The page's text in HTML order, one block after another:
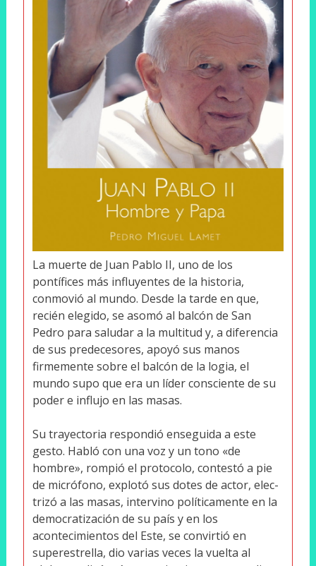
La muerte de Juan Pablo II, uno de los
pontífices más influyentes de la historia,
conmovió al mundo. Desde la tarde en que,
recién elegido, se asomó al balcón de San
Pedro para saludar a la multitud y, a diferencia
de sus predecesores, apoyó sus manos
firmemente sobre el balcón de la logia, el
mundo supo que era un líder consciente de su
poder e influjo en las masas.
Su trayectoria respondió enseguida a este
gesto. Habló con una voz y un tono «de
hombre», rompió el proto­colo, contestó a pie
de micrófono, explotó sus dotes de actor, elec­
trizó a las masas, intervino políticamente en la
democratización de su país y en los
acontecimientos del Este, se convirtió en
superestrella, dio varias veces la vuelta al